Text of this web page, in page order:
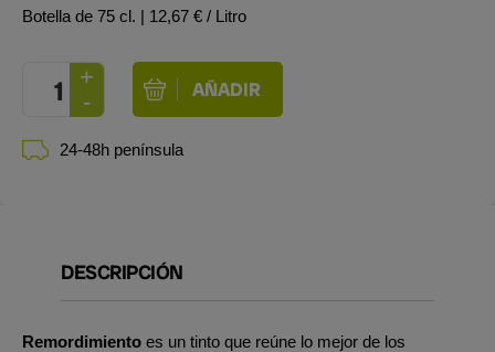
Botella de 75 cl. | 12,67 € / Litro
24-48h península
DESCRIPCIÓN
Remordimiento es un tinto que reúne lo mejor de los